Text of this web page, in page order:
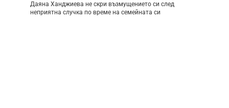
Даяна Ханджиева не скри възмущението си след
неприятна случка по време на семейната си